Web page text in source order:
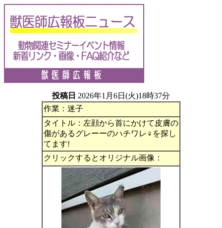
投稿日 2026年1月6日(火)18時37分
作業：迷子
タイトル：左顔から首にかけて皮膚の
傷があるグレーーのハチワレ♀を探し
てます!
クリックするとオリジナル画像：